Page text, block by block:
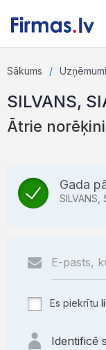
Sākums Uzņēmumi
SILVANS,
Ātrie norēķini
Gada
SILVANS,
Es piekrītu
Identificē